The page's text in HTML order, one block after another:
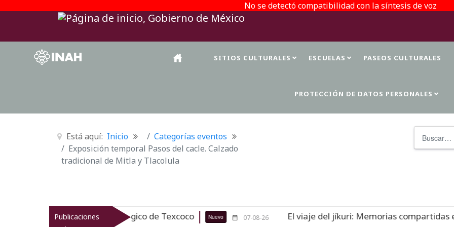
No se detectó compatibilidad con la síntesis de voz
SITIOS CULTURALES ESCUELAS PASEOS CULTURALES
PROTECCIÓN DE DATOS PERSONALES
Está aquí: Inicio
Categorías eventos
Exposición temporal Pasos del cacle. Calzado
tradicional de Mitla y Tlacolula
Publicaciones
arqueológico de Texcoco Nuevo 07-08-26 El viaje del jíkuri: Memorias compartidas en Cueva